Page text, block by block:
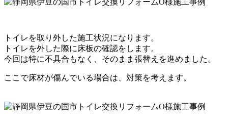
トイレを取り外した施工状況になります。
トイレを外した際に床板の確認をします。
今回は特に不具合もなく、そのまま張替えを進めました。
ここで床材が傷んでいる場合は、対策を考えます。